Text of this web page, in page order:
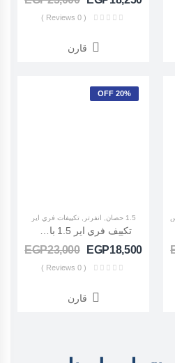
( 0 Reviews )
قارن
20% OFF
1.5 حصان , انفرتر ,تكييفات فري اير
تكييف فري اير 1.5 بارد انفرتر (FreeAir INVERTER) FS-12UR4SGRCA01
EGP18,500
EGP23,000
( 0 Reviews )
قارن